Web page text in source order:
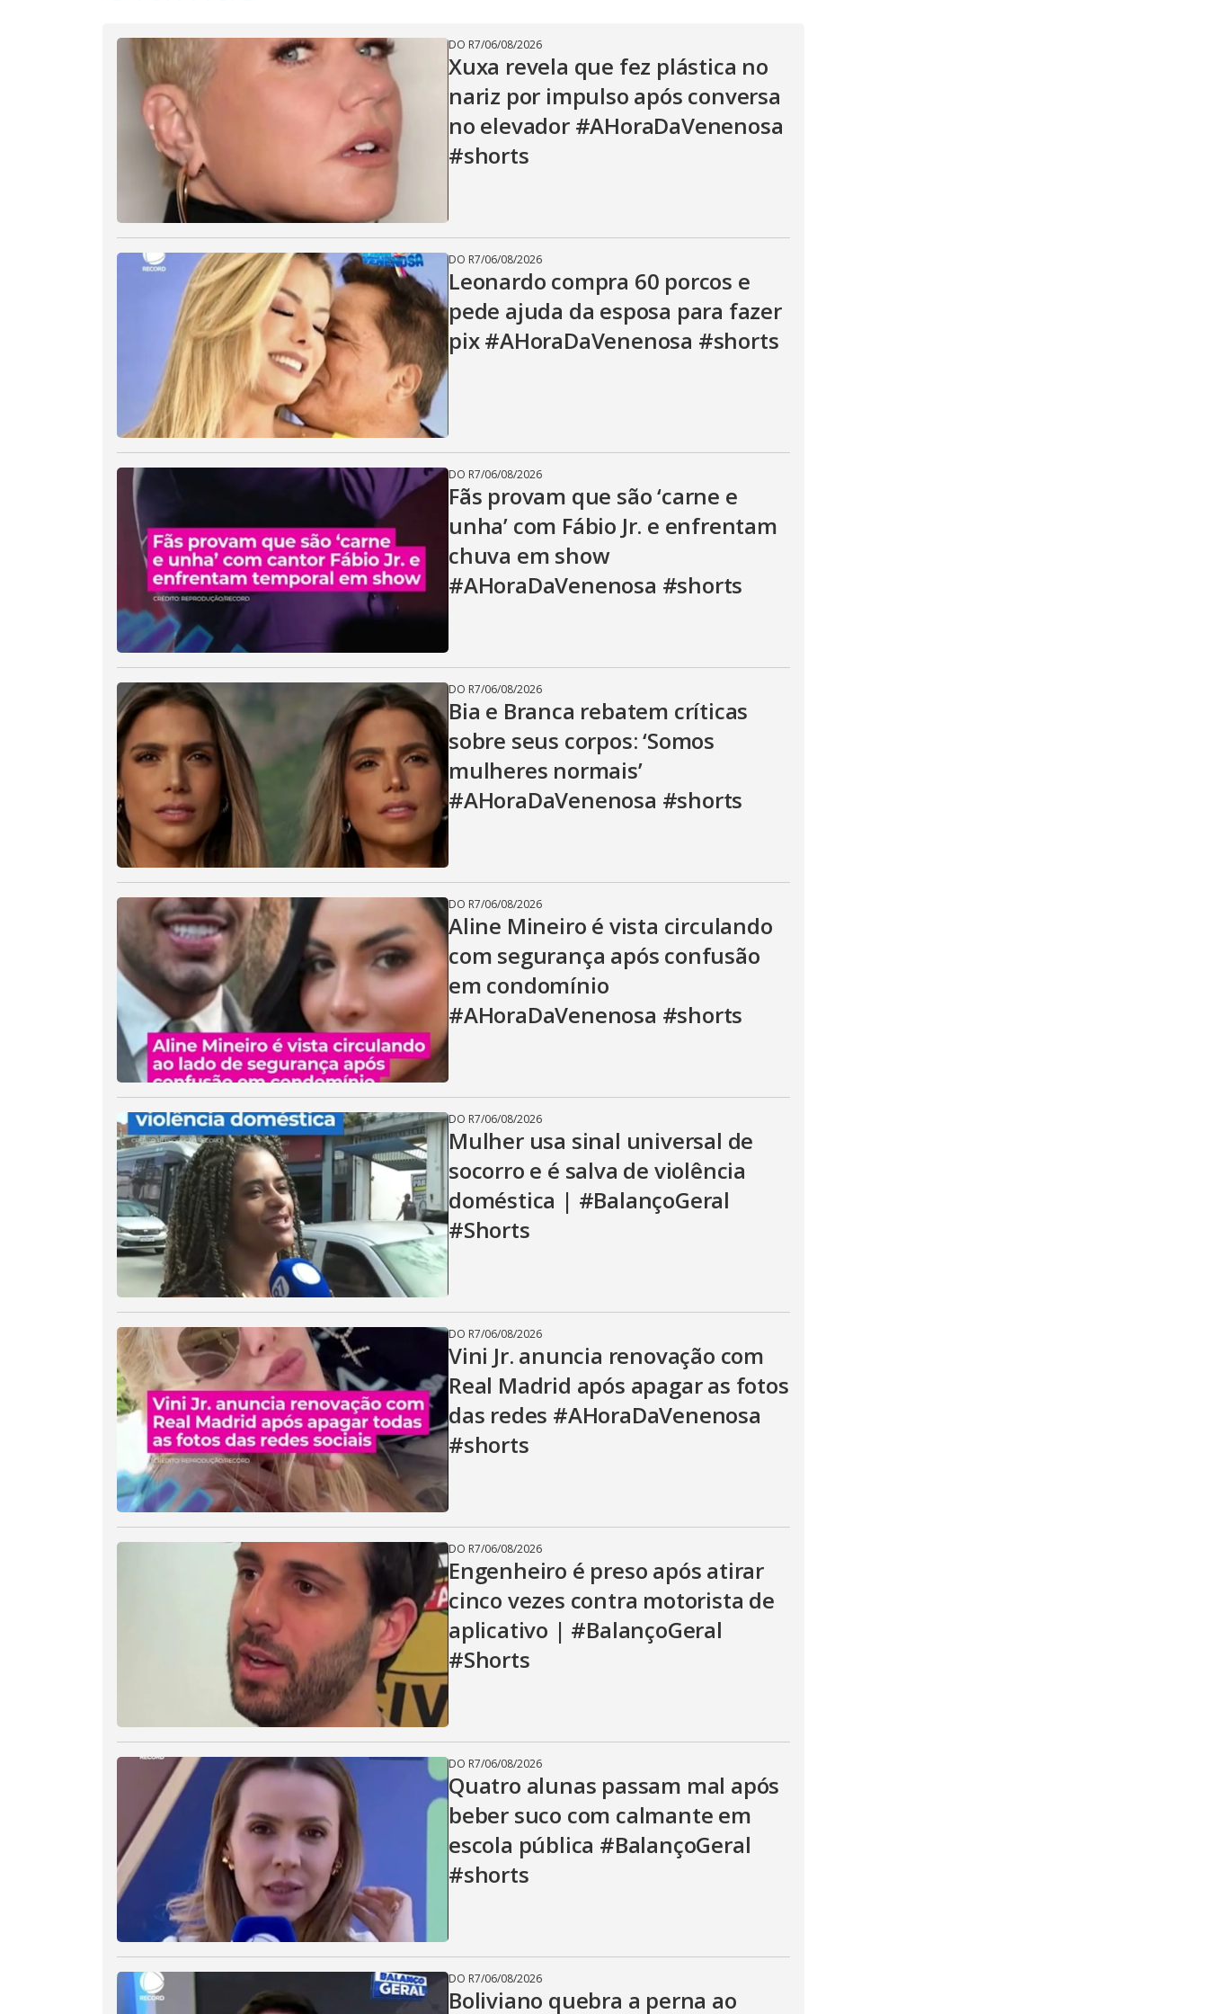
d
e
o
DO R7/06/08/2026
Xuxa revela que fez plástica no
nariz por impulso após conversa
no elevador #AHoraDaVenenosa
#shorts
DO R7/06/08/2026
Leonardo compra 60 porcos e
pede ajuda da esposa para fazer
pix #AHoraDaVenenosa #shorts
DO R7/06/08/2026
Fãs provam que são ‘carne e
unha’ com Fábio Jr. e enfrentam
chuva em show
#AHoraDaVenenosa #shorts
DO R7/06/08/2026
Bia e Branca rebatem críticas
sobre seus corpos: ‘Somos
mulheres normais’
#AHoraDaVenenosa #shorts
DO R7/06/08/2026
Aline Mineiro é vista circulando
com segurança após confusão
em condomínio
#AHoraDaVenenosa #shorts
DO R7/06/08/2026
Mulher usa sinal universal de
socorro e é salva de violência
doméstica | #BalançoGeral
#Shorts
DO R7/06/08/2026
Vini Jr. anuncia renovação com
Real Madrid após apagar as fotos
das redes #AHoraDaVenenosa
#shorts
DO R7/06/08/2026
Engenheiro é preso após atirar
cinco vezes contra motorista de
aplicativo | #BalançoGeral
#Shorts
DO R7/06/08/2026
Quatro alunas passam mal após
beber suco com calmante em
escola pública #BalançoGeral
#shorts
DO R7/06/08/2026
Boliviano quebra a perna ao